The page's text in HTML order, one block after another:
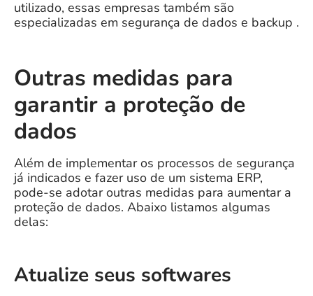
utilizado, essas empresas também são
especializadas em segurança de dados e backup .
Outras medidas para
garantir a proteção de
dados
Além de implementar os processos de segurança
já indicados e fazer uso de um sistema ERP,
pode-se adotar outras medidas para aumentar a
proteção de dados. Abaixo listamos algumas
delas:
Atualize seus softwares